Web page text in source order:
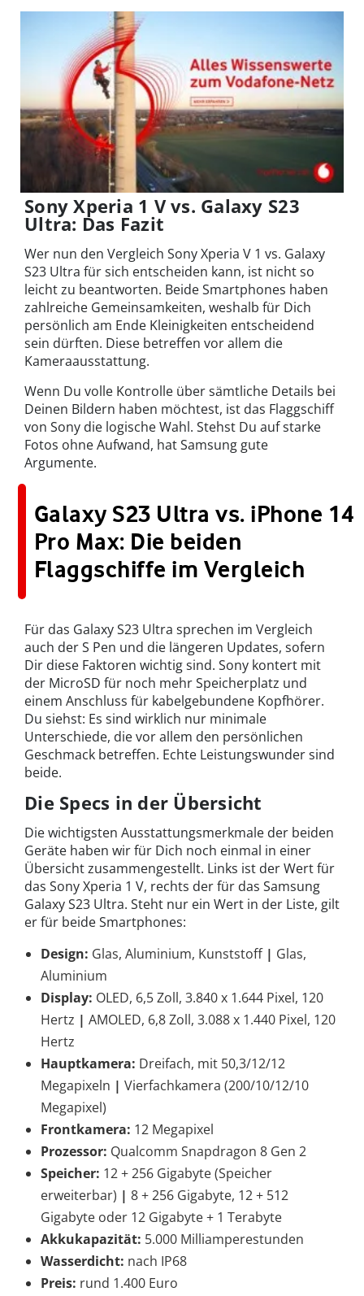
Sony Xperia 1 V vs. Galaxy S23
Ultra: Das Fazit
Wer nun den Vergleich Sony Xperia V 1 vs. Galaxy
S23 Ultra für sich entscheiden kann, ist nicht so
leicht zu beantworten. Beide Smartphones haben
zahlreiche Gemeinsamkeiten, weshalb für Dich
persönlich am Ende Kleinigkeiten entscheidend
sein dürften. Diese betreffen vor allem die
Kameraausstattung.
Wenn Du volle Kontrolle über sämtliche Details bei
Deinen Bildern haben möchtest, ist das Flaggschiff
von Sony die logische Wahl. Stehst Du auf starke
Fotos ohne Aufwand, hat Samsung gute
Argumente.
Galaxy S23 Ultra vs. iPhone 14
Pro Max: Die beiden
Flaggschiffe im Vergleich
Für das Galaxy S23 Ultra sprechen im Vergleich
auch der S Pen und die längeren Updates, sofern
Dir diese Faktoren wichtig sind. Sony kontert mit
der MicroSD für noch mehr Speicherplatz und
einem Anschluss für kabelgebundene Kopfhörer.
Du siehst: Es sind wirklich nur minimale
Unterschiede, die vor allem den persönlichen
Geschmack betreffen. Echte Leistungswunder sind
beide.
Die Specs in der Übersicht
Die wichtigsten Ausstattungsmerkmale der beiden
Geräte haben wir für Dich noch einmal in einer
Übersicht zusammengestellt. Links ist der Wert für
das Sony Xperia 1 V, rechts der für das Samsung
Galaxy S23 Ultra. Steht nur ein Wert in der Liste, gilt
er für beide Smartphones:
Design: Glas, Aluminium, Kunststoff | Glas,
Aluminium
Display: OLED, 6,5 Zoll, 3.840 x 1.644 Pixel, 120
Hertz | AMOLED, 6,8 Zoll, 3.088 x 1.440 Pixel, 120
Hertz
Hauptkamera: Dreifach, mit 50,3/12/12
Megapixeln | Vierfachkamera (200/10/12/10
Megapixel)
Frontkamera: 12 Megapixel
Prozessor: Qualcomm Snapdragon 8 Gen 2
Speicher: 12 + 256 Gigabyte (Speicher
erweiterbar) | 8 + 256 Gigabyte, 12 + 512
Gigabyte oder 12 Gigabyte + 1 Terabyte
Akkukapazität: 5.000 Milliamperestunden
Wasserdicht: nach IP68
Preis: rund 1.400 Euro